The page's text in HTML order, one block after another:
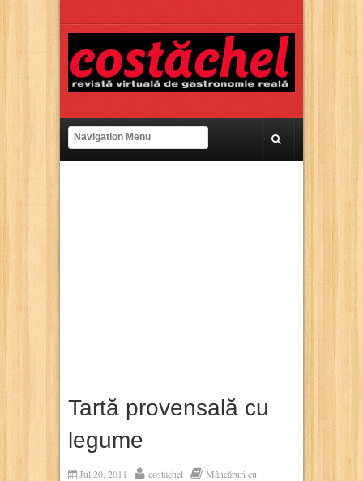
Tartă provensală cu
legume
Jul 20, 2011 costachel
Mâncăruri cu